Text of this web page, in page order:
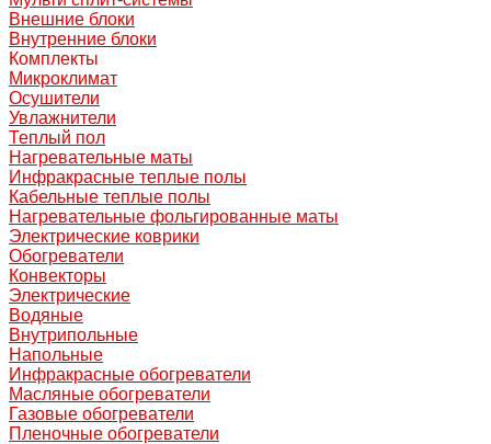
Внешние блоки
Внутренние блоки
Комплекты
Микроклимат
Осушители
Увлажнители
Теплый пол
Нагревательные маты
Инфракрасные теплые полы
Кабельные теплые полы
Нагревательные фольгированные маты
Электрические коврики
Обогреватели
Конвекторы
Электрические
Водяные
Внутрипольные
Напольные
Инфракрасные обогреватели
Масляные обогреватели
Газовые обогреватели
Пленочные обогреватели